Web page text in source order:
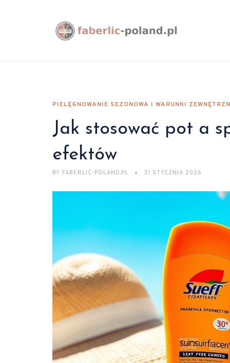
PIELĘGNOWANIE SEZONOWA I WARUNKI
Jak stosować pot a
efektów
BY FABERLIC-POLAND.PL 31 STYCZNIA 2026